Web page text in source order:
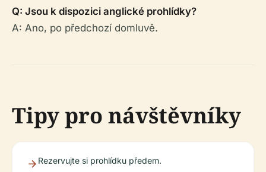
Q: Jsou k dispozici anglické prohlídky?
A: Ano, po předchozí domluvě.
Tipy pro návštěvníky
Rezervujte si prohlídku předem.